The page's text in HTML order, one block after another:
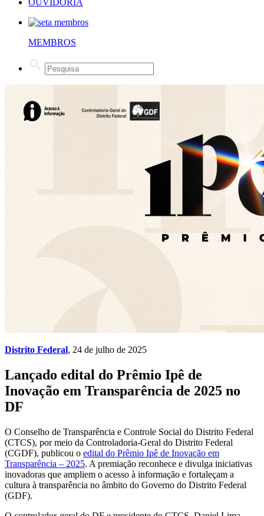
OUVIDORIA
MEMBROS
Distrito Federal, 24 de julho de 2025
Lançado edital do Prêmio Ipê de
Inovação em Transparência de 2025 no
DF
O Conselho de Transparência e Controle Social do Distrito Federal
(CTCS), por meio da Controladoria-Geral do Distrito Federal
(CGDF), publicou o edital do Prêmio Ipê de Inovação em
Transparência – 2025. A premiação reconhece e divulga iniciativas
inovadoras que ampliem o acesso à informação e fortaleçam a
cultura à transparência no âmbito do Governo do Distrito Federal
(GDF).